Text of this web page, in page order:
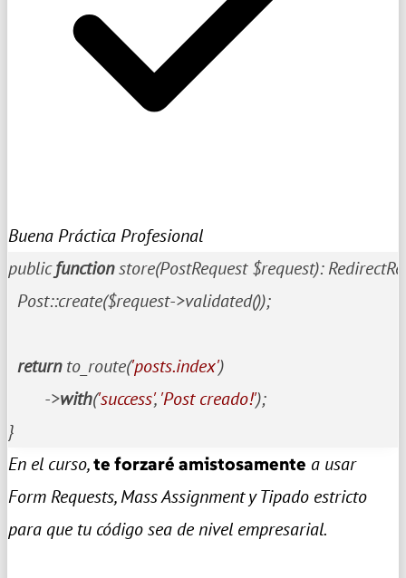
Buena Práctica Profesional
public function store(PostRequest $request):
  Post::create($request->validated());
return to_route('posts.index')
        ->
with('success', 'Post creado!');
}
En el curso,te forzaré amistosamente a usar
Form Requests, Mass Assignment y Tipado estricto
para que tu código sea de nivel empresarial.